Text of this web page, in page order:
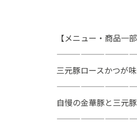
【メニュー・商品一
三元豚ロースかつが
自慢の金華豚と三元